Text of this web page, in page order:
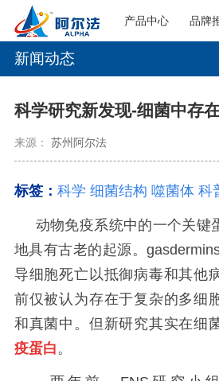
产品中心 品牌
新闻动态
科学研究新发现-细菌中存
来源： 苏州阿尔法
标签： 科学 细菌结构 噬菌体 科
动物免疫系统中的一个关键
地具有古老的起源。
导细胞死亡以抵御病毒和其他
前仅被认为存在于复杂的多细
和真菌中。但新研究其实在细
疫蛋白 。